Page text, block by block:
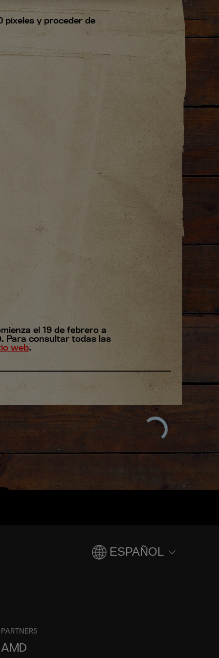
píxeles y proceder de
el 19 de febrero a
Para consultar todas las
web.
PARTNERS
AMD
ESPAÑOL